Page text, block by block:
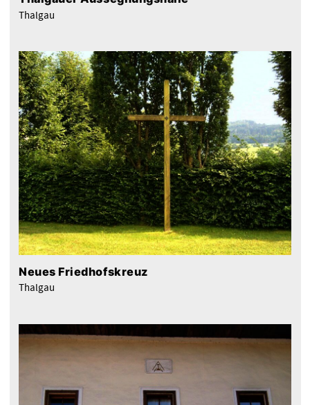
Thalgau
Neues Friedhofskreuz
Thalgau